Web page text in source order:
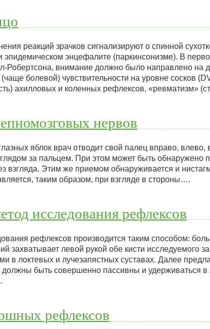
реакций зрачков сигнализируют о спинной
эпидемическом энцефалите (паркинсонизме). В
Робертсона, внимание должно было направлено на
болевой) чувствительности на уровне сосков
ахилловых и коленных рефлексов, «ревматизм»
нервов
яблок врач отводит свой палец вправо, влево,
за пальцем. При этом может быть обнаружено
взгляда. Этим же приемом обнаруживается и
таким образом, при взгляде в стороны….
исследования рефлексов
рефлексов производится таким способом:
захватывает левой рукой обе кисти исследуемого
в локтевых и лучезапястных суставах. Далее
должны быть совершенно пассивны и удерживаться
рефлексов